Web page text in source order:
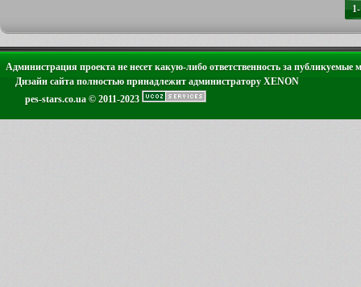
Администрация проекта не несет какую-либо ответственность за публикуемые
Дизайн сайта полностью принадлежит администратору XENON
pes-stars.co.ua © 2011-2023